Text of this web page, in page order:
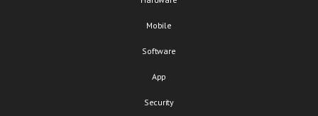
Mobile
Software
App
Security